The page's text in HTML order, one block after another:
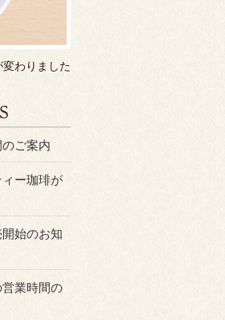
わりました
ご案内
ー珈琲が
始のお知
業時間の